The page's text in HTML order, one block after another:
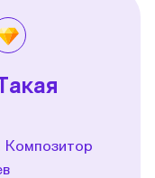
Композитор